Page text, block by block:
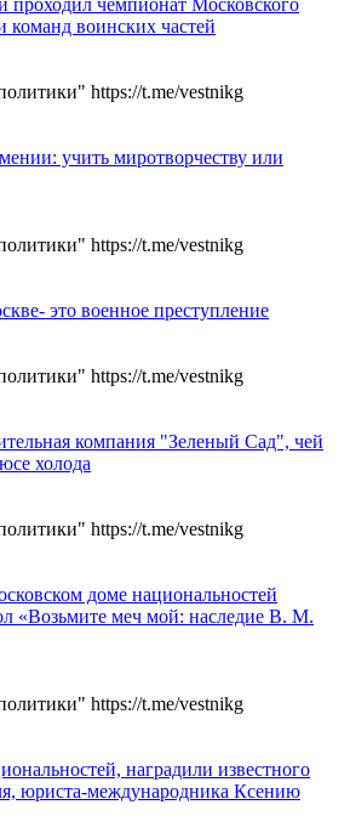
проходил чемпионат Московского
команд воинских частей
https://t.me/vestnikg
учить миротворчеству или
https://t.me/vestnikg
это военное преступление
https://t.me/vestnikg
компания "Зеленый Сад", чей
холода
https://t.me/vestnikg
доме национальностей
«Возьмите меч мой: наследие В. М.
https://t.me/vestnikg
наградили известного
юриста-международника Ксению